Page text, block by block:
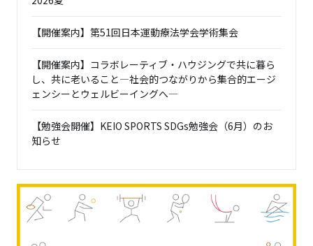
【開催案内】第51回日本運動療法学会学術集会
【開催案内】コラボレーティブ・ハウジングで共に暮ら
し、共に老いること―社会的つながりから集合的エージ
ェンシーとウェルビーイングへ―
【勉強会開催】KEIO SPORTS SDGs勉強会（6月）のお
知らせ